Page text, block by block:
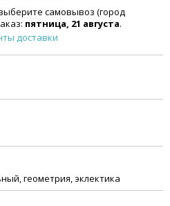
самовывоз (город
пятница, 21 августа.
доставки
геометрия, эклектика